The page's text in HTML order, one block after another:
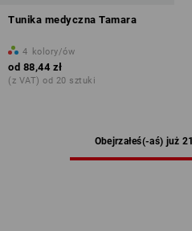
Tunika medyczna Tamara
4 kolory/ów
od 88,44 zł
(z VAT) od 20 sztuki
Obejrzałeś(-aś) już